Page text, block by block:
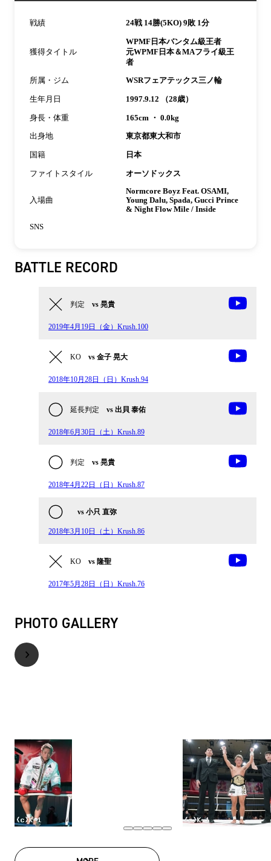
戦績 24戦 14勝(5KO) 9敗 1分
獲得タイトル
WPMF日本バンタム級王者
元WPMF日本＆MAフライ級王
者
所属・ジム WSRフェアテックス三ノ輪
生年月日 1997.9.12 （28歳）
身長・体重 165cm ・ 0.0kg
出身地 東京都東大和市
国籍 日本
ファイトスタイル オーソドックス
入場曲
Normcore Boyz Feat. OSAMI,
Young Dalu, Spada, Gucci Prince
& Night Flow Mile / Inside
SNS
BATTLE RECORD
判定 vs 晃貴
2019年4月19日（金）Krush.100
KO vs 金子 晃大
2018年10月28日（日）Krush.94
延長判定 vs 出貝 泰佑
2018年6月30日（土）Krush.89
判定 vs 晃貴
2018年4月22日（日）Krush.87
vs 小只 直弥
2018年3月10日（土）Krush.86
KO vs 隆聖
2017年5月28日（日）Krush.76
PHOTO GALLERY